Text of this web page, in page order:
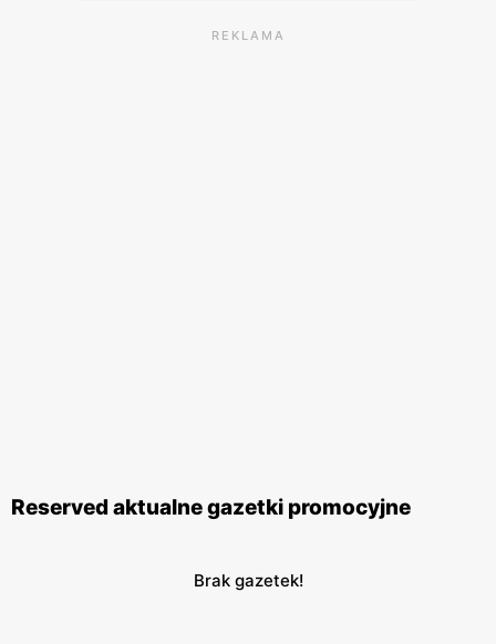
REKLAMA
Reserved aktualne gazetki promocyjne
Brak gazetek!